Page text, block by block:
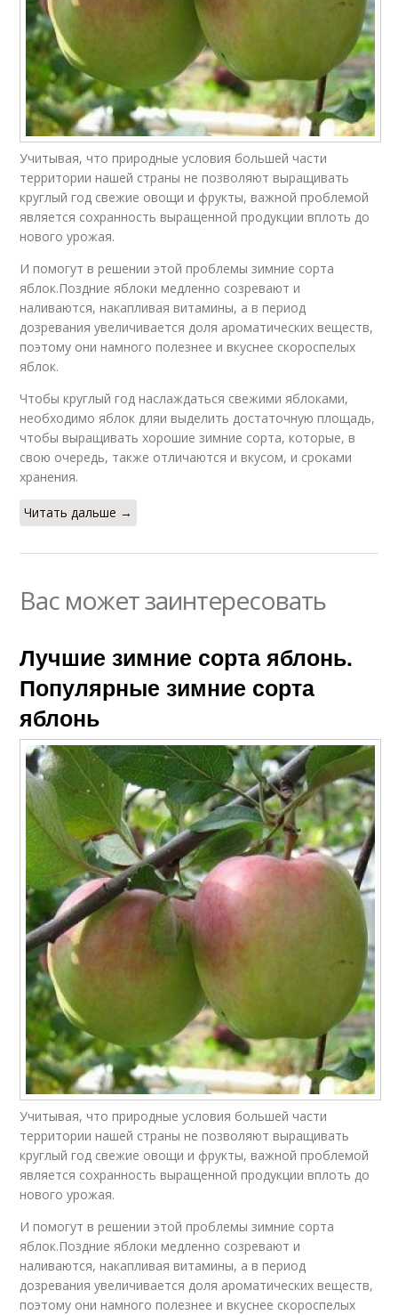
Учитывая, что природные условия большей части
территории нашей страны не позволяют выращивать
круглый год свежие овощи и фрукты, важной проблемой
является сохранность выращенной продукции вплоть до
нового урожая.
И помогут в решении этой проблемы зимние сорта
яблок.Поздние яблоки медленно созревают и
наливаются, накапливая витамины, а в период
дозревания увеличивается доля ароматических веществ,
поэтому они намного полезнее и вкуснее скороспелых
яблок.
Чтобы круглый год наслаждаться свежими яблоками,
необходимо яблок дляи выделить достаточную площадь,
чтобы выращивать хорошие зимние сорта, которые, в
свою очередь, также отличаются и вкусом, и сроками
хранения.
Читать дальше →
Вас может заинтересовать
Лучшие зимние сорта яблонь.
Популярные зимние сорта
яблонь
Учитывая, что природные условия большей части
территории нашей страны не позволяют выращивать
круглый год свежие овощи и фрукты, важной проблемой
является сохранность выращенной продукции вплоть до
нового урожая.
И помогут в решении этой проблемы зимние сорта
яблок.Поздние яблоки медленно созревают и
наливаются, накапливая витамины, а в период
дозревания увеличивается доля ароматических веществ,
поэтому они намного полезнее и вкуснее скороспелых